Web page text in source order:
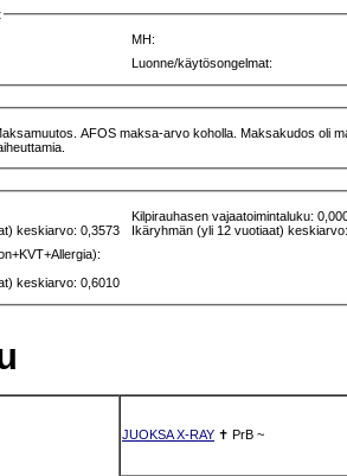
MH:
Luonne/käytösongelmat:
AFOS maksa-arvo koholla. Maksakudos oli
keskiarvo: 0,3573
Kilpirauhasen vajaatoimintaluku:
Ikäryhmän (yli 12 vuotiaat)
keskiarvo: 0,6010
JUOKSA X-RAY ✝ PrB ~